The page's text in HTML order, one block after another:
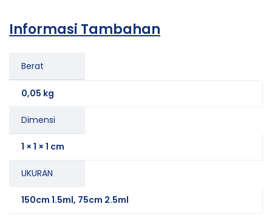
Informasi Tambahan
Berat
0,05 kg
Dimensi
1 × 1 × 1 cm
UKURAN
150cm 1.5ml, 75cm 2.5ml